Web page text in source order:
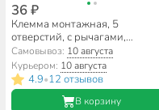
36 ₽
Клемма монтажная, 5
отверстий, с рычагами,
Smartbuy, SBE-cwcc-5
Самовывоз: 10 августа
Курьером: 10 августа
4.9•12 отзывов
В корзину